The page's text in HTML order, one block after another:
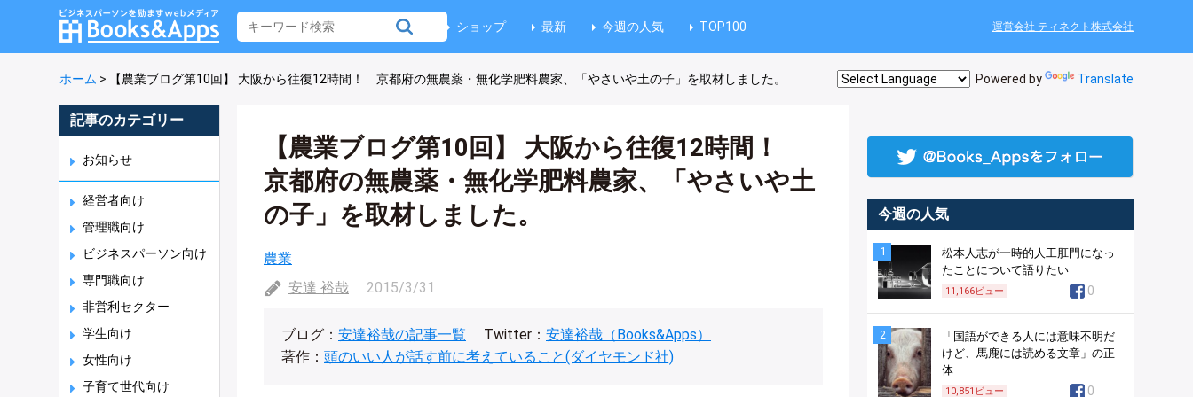
ショップ 最新 今週の人気 TOP100 運営会社 ティネクト株式会社
ホーム > 【農業ブログ第10回】 大阪から往復12時間！ 京都府の無農薬・無化学肥料農家、「やさいや土の子」を取材しました。 Powered by Translate
記事のカテゴリー
お知らせ
経営者向け
管理職向け
ビジネスパーソン向け
専門職向け
非営利セクター
学生向け
女性向け
子育て世代向け
【農業ブログ第10回】 大阪から往復12時間！
京都府の無農薬・無化学肥料農家、「やさいや土
の子」を取材しました。
農業
安達 裕哉
2015/3/31
ブログ： 安達裕哉の記事一覧 Twitter： 安達裕哉（Books&Apps）
著作： 頭のいい人が話す前に考えていること(ダイヤモンド社)
今週の人気
1
松本人志が一時的人工肛門になっ
たことについて語りたい
11,166ビュー 0
2
「国語ができる人には意味不明だ
けど、馬鹿には読める文章」の正
体
10,851 ビュー 0